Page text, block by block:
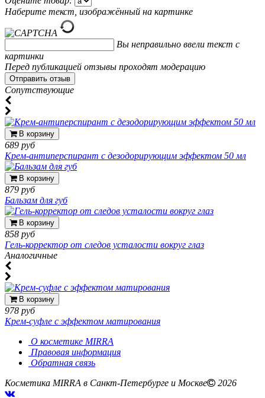
Наберите текст, изображённый на картинке
Вы неправильно ввели текст с
картинки
Перед публикацией отзывы проходят модерацию
Cопутствующие
В корзину
689 руб
Крем-антиперспирант с дезодорирующим эффектом 50 мл
В корзину
879 руб
Бальзам для губ
В корзину
858 руб
Гель-корректор от следов усталости вокруг глаз
Аналогичные
В корзину
978 руб
Крем-суфле с эффектом матирования
О косметике MIRRA
Правовая информация
Обратная связь
Косметика MIRRA в Санкт-Петербурге и Москве
2026